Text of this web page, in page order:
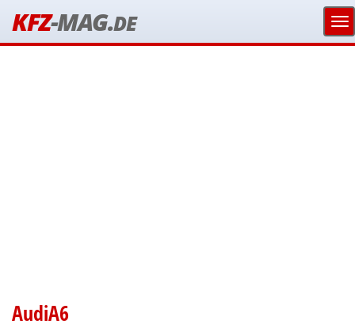
KFZ-MAG.DE
AudiA6